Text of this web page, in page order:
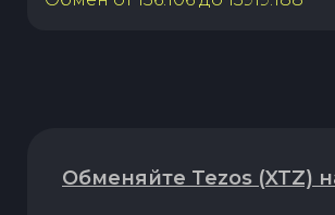
Обменяйте Tezos (XTZ)